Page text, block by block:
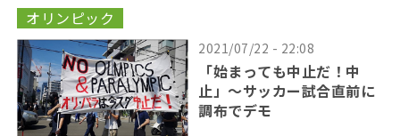
オリンピック
2021/07/22 - 22:08
「始まっても中止だ！中
止」〜サッカー試合直前に
調布でデモ